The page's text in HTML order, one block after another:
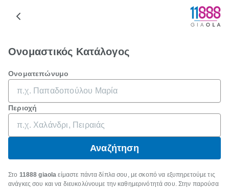
Ονομαστικός Κατάλογος
Ονοματεπώνυμο
Περιοχή
Αναζήτηση
Στο 11888 giaola είμαστε πάντα δίπλα σου, με σκοπό να εξυπηρετούμε τις
ανάγκες σου και να διευκολύνουμε την καθημερινότητά σου. Στην παρούσα